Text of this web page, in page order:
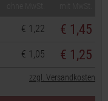
€ 1,22 € 1,45
€ 1,05 € 1,25
zzgl. Versandkosten